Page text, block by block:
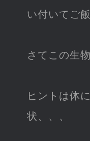
い付いてご
さてこの生
ヒントは体
状、、、